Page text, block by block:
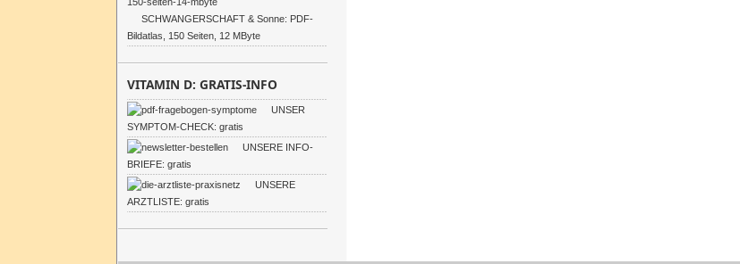
SCHWANGERSCHAFT & Sonne: PDF-
Bildatlas, 150 Seiten, 12 MByte
VITAMIN D: GRATIS-INFO
UNSER
SYMPTOM-CHECK: gratis
UNSERE INFO-
BRIEFE: gratis
UNSERE
ARZTLISTE: gratis